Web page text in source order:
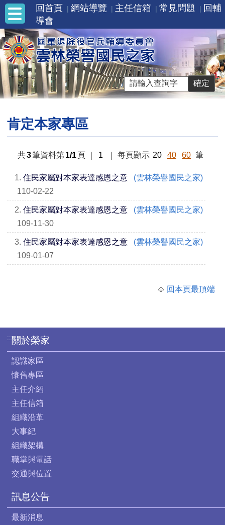
回首頁 網站導覽 主任信箱 常見問題
回輔
導會
肯定本家專區
共3筆資料第1/1頁 1 每頁顯示 20 40 60 筆
1. 住民家屬對本家表達感恩之意
(雲林榮譽國民之家)
110-02-22
2. 住民家屬對本家表達感恩之意
(雲林榮譽國民之家)
109-11-30
3. 住民家屬對本家表達感恩之意
(雲林榮譽國民之家)
109-01-07
回本頁最頂端
:::關於榮家
認識家區
懷舊專區
主任介紹
主任信箱
組織沿革
大事紀
組織架構
職掌與電話
交通與位置
訊息公告
最新消息